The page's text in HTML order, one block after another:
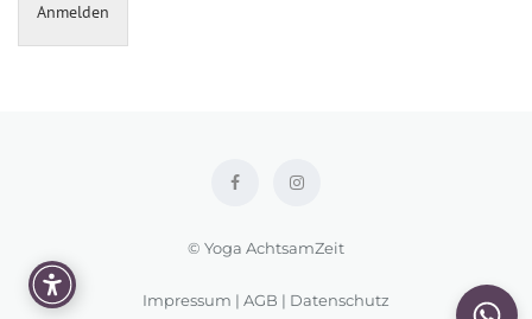
Anmelden
© Yoga AchtsamZeit
Impressum | AGB | Datenschutz